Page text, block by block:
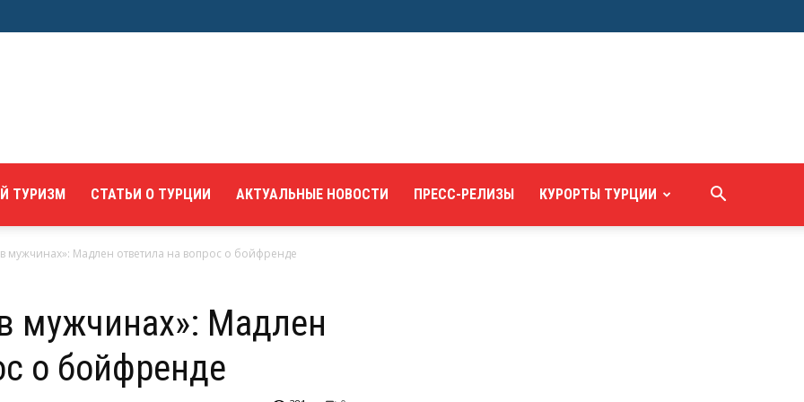
ТУРИЗМ СТАТЬИ О ТУРЦИИ АКТУАЛЬНЫЕ НОВОСТИ ПРЕСС-РЕЛИЗЫ КУРОРТЫ ТУРЦИИ
мужчинах»: Мадлен ответила на вопрос о бойфренде
мужчинах»: Мадлен
о бойфренде